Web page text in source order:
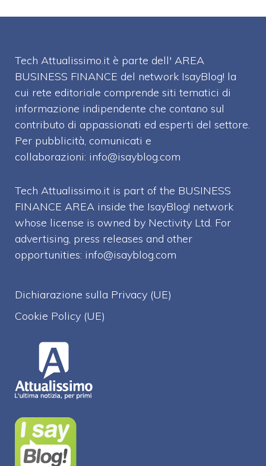
Tech Attualissimo.it è parte dell' AREA
BUSINESS FINANCE del network IsayBlog! la
cui rete editoriale comprende siti tematici di
informazione indipendente che contano sul
contributo di appassionati ed esperti del settore.
Per pubblicità, comunicati e
collaborazioni: info@isayblog.com
Tech Attualissimo.it is part of the BUSINESS
FINANCE AREA inside the IsayBlog! network
whose license is owned by Nectivity Ltd. For
advertising, press releases and other
opportunities: info@isayblog.com
Dichiarazione sulla Privacy (UE)
Cookie Policy (UE)